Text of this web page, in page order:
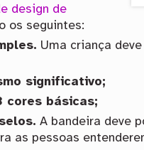
design de
os seguintes:
Uma criança
significativo;
cores básicas;
A bandeira deve
as pessoas